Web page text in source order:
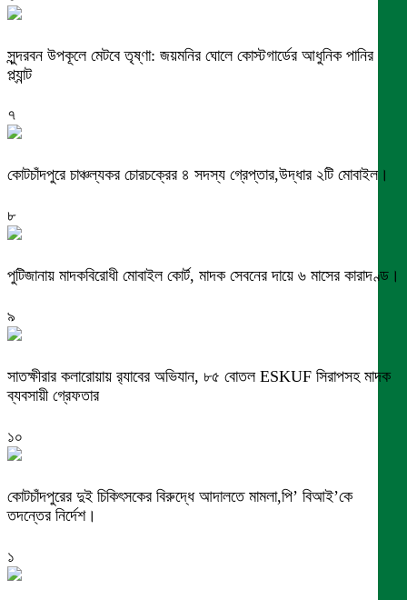
সুন্দরবন উপকূলে মেটবে তৃষ্ণা: জয়মনির ঘোলে কোস্টগার্ডের আধুনিক পানির
প্ল্যান্ট
৭
কোটচাঁদপুরে চাঞ্চল্যকর চোরচক্রের ৪ সদস্য গ্রেপ্তার,উদ্ধার ২টি মোবাইল।
৮
পুটিজানায় মাদকবিরোধী মোবাইল কোর্ট, মাদক সেবনের দায়ে ৬ মাসের কারাদণ্ড।
৯
সাতক্ষীরার কলারোয়ায় র‍্যাবের অভিযান, ৮৫ বোতল ESKUF সিরাপসহ মাদক
ব্যবসায়ী গ্রেফতার
১০
কোটচাঁদপুরের দুই চিকিৎসকের বিরুদ্ধে আদালতে মামলা,পি’ বিআই’কে
তদন্তের নির্দেশ।
১